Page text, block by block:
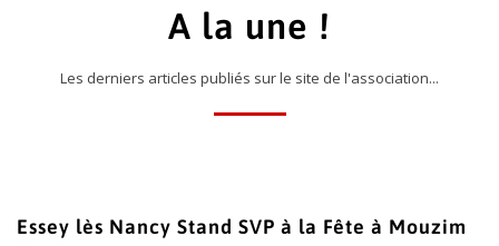
A la une !
Les derniers articles publiés sur le site de l'association...
Essey lès Nancy Stand SVP à la Fête à Mouzim